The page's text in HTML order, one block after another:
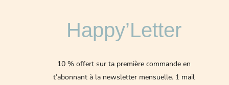
Happy’Letter
10 % offert sur ta première commande en
t’abonnant à la newsletter mensuelle. 1 mail